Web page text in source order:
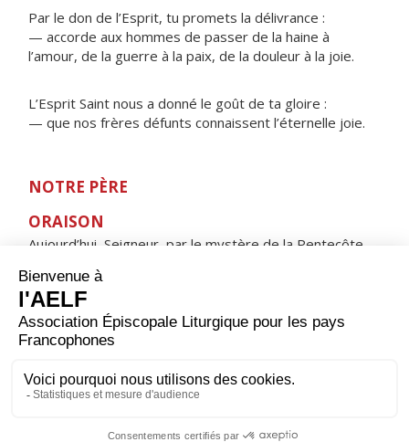
Par le don de l’Esprit, tu promets la délivrance :
— accorde aux hommes de passer de la haine à
l’amour, de la guerre à la paix, de la douleur à la joie.
L’Esprit Saint nous a donné le goût de ta gloire :
— que nos frères défunts connaissent l’éternelle joie.
NOTRE PÈRE
ORAISON
Aujourd’hui, Seigneur, par le mystère de la Pentecôte,
toutes les nations ; répands les dons du Saint-Esprit sur
l’immensité du monde, et continue dans le cœur des
croyants l’œuvre d’amour que tu as entreprise au début
de la prédication évangélique.
V/ Bénissons le Seigneur, alléluia, alléluia.
Nous rendons grâce à Dieu, alléluia, alléluia.